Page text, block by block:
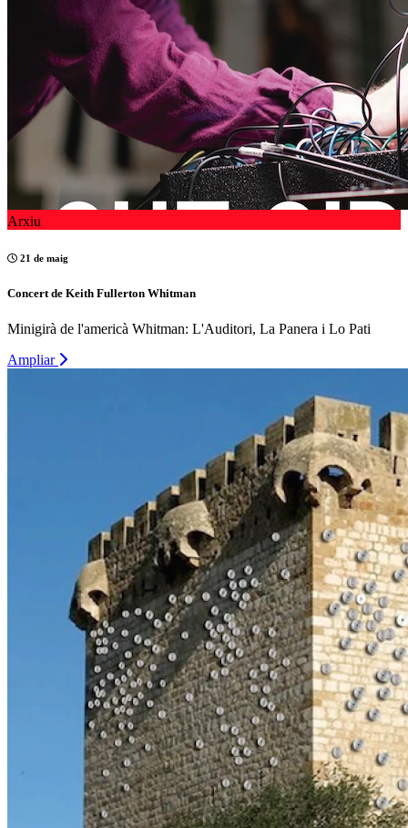
Arxiu
21 de maig
Concert de Keith Fullerton Whitman
Minigirà de l'americà Whitman: L'Auditori, La Panera i Lo Pati
Ampliar